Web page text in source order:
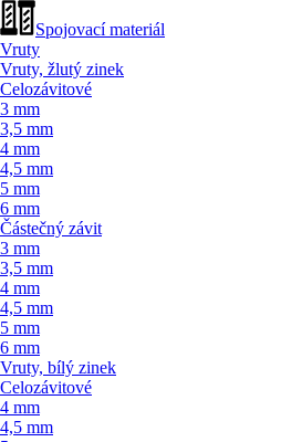
Spojovací materiál
Vruty
Vruty, žlutý zinek
Celozávitové
3 mm
3,5 mm
4 mm
4,5 mm
5 mm
6 mm
Částečný závit
3 mm
3,5 mm
4 mm
4,5 mm
5 mm
6 mm
Vruty, bílý zinek
Celozávitové
4 mm
4,5 mm